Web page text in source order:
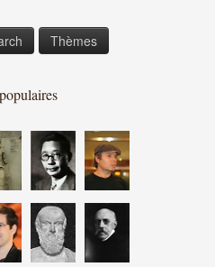
Thèmes